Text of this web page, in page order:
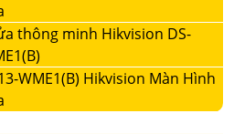
thông minh Hikvision DS-
WME1(B) Hikvision Màn Hình